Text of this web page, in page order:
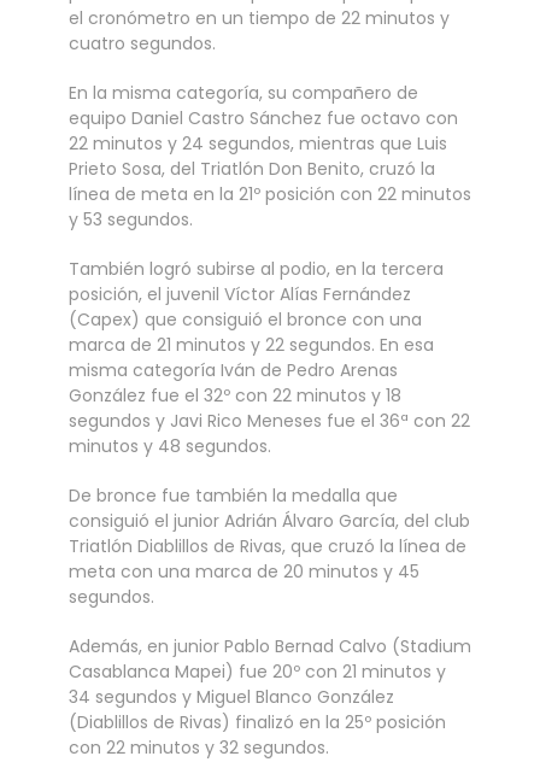
el cronómetro en un tiempo de 22 minutos y
cuatro segundos.
En la misma categoría, su compañero de
equipo Daniel Castro Sánchez fue octavo con
22 minutos y 24 segundos, mientras que Luis
Prieto Sosa, del Triatlón Don Benito, cruzó la
línea de meta en la 21º posición con 22 minutos
y 53 segundos.
También logró subirse al podio, en la tercera
posición, el juvenil Víctor Alías Fernández
(Capex) que consiguió el bronce con una
marca de 21 minutos y 22 segundos. En esa
misma categoría Iván de Pedro Arenas
González fue el 32º con 22 minutos y 18
segundos y Javi Rico Meneses fue el 36ª con 22
minutos y 48 segundos.
De bronce fue también la medalla que
consiguió el junior Adrián Álvaro García, del club
Triatlón Diablillos de Rivas, que cruzó la línea de
meta con una marca de 20 minutos y 45
segundos.
Además, en junior Pablo Bernad Calvo (Stadium
Casablanca Mapei) fue 20º con 21 minutos y
34 segundos y Miguel Blanco González
(Diablillos de Rivas) finalizó en la 25º posición
con 22 minutos y 32 segundos.